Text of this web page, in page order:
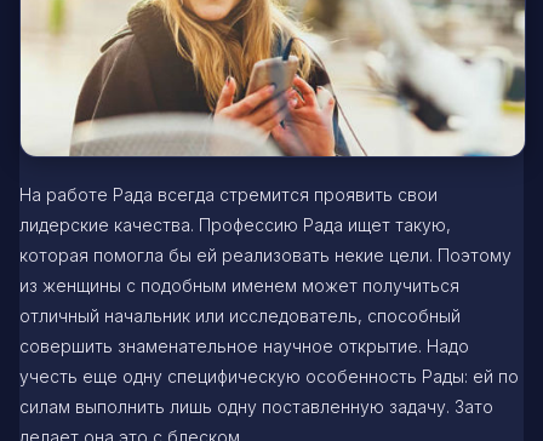
На работе Рада всегда стремится проявить свои
лидерские качества. Профессию Рада ищет такую,
которая помогла бы ей реализовать некие цели. Поэтому
из женщины с подобным именем может получиться
отличный начальник или исследователь, способный
совершить знаменательное научное открытие. Надо
учесть еще одну специфическую особенность Рады: ей по
силам выполнить лишь одну поставленную задачу. Зато
делает она это с блеском.